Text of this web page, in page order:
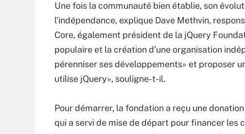
Une fois la communauté bien établie, son
l’indépendance, explique Dave Methvin,
Core, également président de la jQuery
populaire et la création d’une organisation
pérenniser ses développements» et proposer
utilise jQuery», souligne-t-il.
Pour démarrer, la fondation a reçu une
qui a servi de mise de départ pour financer